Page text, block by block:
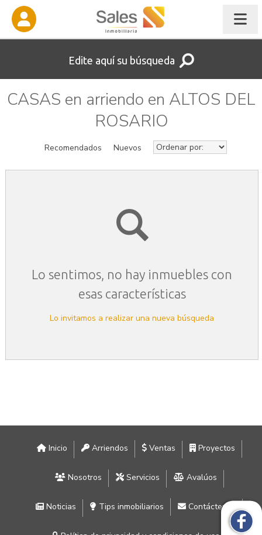
Edite aquí su búsqueda
CASAS en arriendo en ALTOS DEL
ROSARIO
Recomendados Nuevos
Lo sentimos, no hay inmuebles con
esas características
Lo invitamos a realizar una nueva búsqueda
Inicio Arriendos Ventas Proyectos
Nosotros Servicios Avalúos
Noticias Tips inmobiliarios Contáctenos